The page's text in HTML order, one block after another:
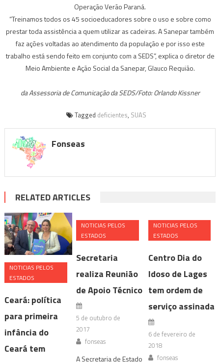
Operação Verão Paraná.
“Treinamos todos os 45 socioeducadores sobre o uso e sobre como
prestar toda assistência a quem utilizar as cadeiras. A Sanepar também
faz ações voltadas ao atendimento da população e por isso este
trabalho está sendo feito em conjunto com a SEDS”, explica o diretor de
Meio Ambiente e Ação Social da Sanepar, Glauco Requião.
da Assessoria de Comunicação da SEDS/Foto: Orlando Kissner
Tagged deficientes, SUAS
Fonseas
RELATED ARTICLES
NOTICIAS PELOS
ESTADOS
Ceará: política
para primeira
infância do
Ceará tem
NOTICIAS PELOS
ESTADOS
Secretaria
realiza Reunião
de Apoio Técnico
5 de outubro de
2017
fonseas
A Secretaria de Estado
NOTICIAS PELOS
ESTADOS
Centro Dia do
Idoso de Lages
tem ordem de
serviço assinada
6 de fevereiro de
2018
fonseas